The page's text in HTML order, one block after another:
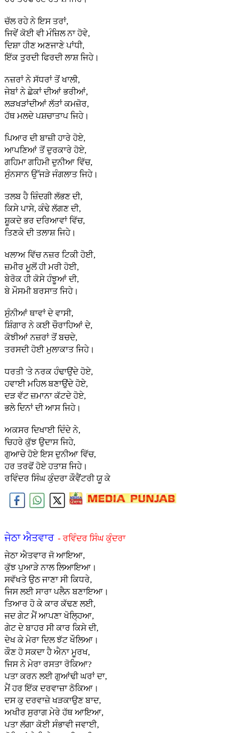
ਚੱਲ ਰਹੇ ਨੇ ਇਸ ਤਰਾਂ,
ਜਿਵੇਂ ਕੋਈ ਵੀ ਮੰਜ਼ਿਲ ਨਾ ਹੋਵੇ,
ਦਿਸ਼ਾ ਹੀਣ ਅਣਜਾਣੇ ਪਾਂਧੀ,
ਇੱਕ ਤੁਰਦੀ ਫਿਰਦੀ ਲਾਸ਼ ਜਿਹੇ।
ਨਜ਼ਰਾਂ ਨੇ ਸੱਧਰਾਂ ਤੋਂ ਖਾਲੀ,
ਜੇਬਾਂ ਨੇ ਛੇਕਾਂ ਦੀਆਂ ਭਰੀਆਂ,
ਲੜਖੜਾਂਦੀਆਂ ਲੱਤਾਂ ਕਮਜ਼ੋਰ,
ਹੱਥ ਮਲਦੇ ਪਸ਼ਚਾਤਾਪ ਜਿਹੇ।
ਪਿਆਰ ਦੀ ਬਾਜ਼ੀ ਹਾਰੇ ਹੋਏ,
ਆਪਣਿਆਂ ਤੋਂ ਦੁਰਕਾਰੇ ਹੋਏ,
ਗਹਿਮਾ ਗਹਿਮੀ ਦੁਨੀਆ ਵਿੱਚ,
ਸੁੰਨਸਾਨ ਉੱਜੜੇ ਜੰਗਲਾਤ ਜਿਹੇ।
ਤਲਬ ਹੈ ਜ਼ਿੰਦਗੀ ਲੱਭਣ ਦੀ,
ਕਿਸੇ ਪਾਸੇ, ਕੰਢੇ ਲੱਗਣ ਦੀ,
ਸ਼ੂਕਦੇ ਭਰ ਦਰਿਆਵਾਂ ਵਿੱਚ,
ਤਿਣਕੇ ਦੀ ਤਲਾਸ਼ ਜਿਹੇ।
ਖਲਾਅ ਵਿੱਚ ਨਜ਼ਰ ਟਿਕੀ ਹੋਈ,
ਜ਼ਮੀਰ ਮੂਲੋਂ ਹੀ ਮਰੀ ਹੋਈ,
ਬੇਰੋਕ ਹੀ ਕੋਸੇ ਹੰਝੂਆਂ ਦੀ,
ਬੇ ਮੌਸਮੀ ਬਰਸਾਤ ਜਿਹੇ।
ਸੁੰਨੀਆਂ ਥਾਵਾਂ ਦੇ ਵਾਸੀ,
ਸ਼ਿੰਗਾਰ ਨੇ ਕਈ ਚੌਰਾਹਿਆਂ ਦੇ,
ਕੋਝੀਆਂ ਨਜ਼ਰਾਂ ਤੋਂ ਬਚਦੇ,
ਤਰਸਦੀ ਹੋਈ ਮੁਲਾਕਾਤ ਜਿਹੇ।
ਧਰਤੀ 'ਤੇ ਨਰਕ ਹੰਢਾਉਂਦੇ ਹੋਏ,
ਹਵਾਈ ਮਹਿਲ ਬਣਾਉਂਦੇ ਹੋਏ,
ਦੜ ਵੱਟ ਜ਼ਮਾਨਾ ਕੱਟਦੇ ਹੋਏ,
ਭਲੇ ਦਿਨਾਂ ਦੀ ਆਸ ਜਿਹੇ।
ਅਕਸਰ ਦਿਖਾਈ ਦਿੰਦੇ ਨੇ,
ਚਿਹਰੇ ਕੁੱਝ ਉਦਾਸ ਜਿਹੇ,
ਗੁਆਚੇ ਹੋਏ ਇਸ ਦੁਨੀਆ ਵਿੱਚ,
ਹਰ ਤਰਫੋਂ ਹੋਏ ਹਤਾਸ਼ ਜਿਹੇ।
ਰਵਿੰਦਰ ਸਿੰਘ ਕੁੰਦਰਾ ਕੌਵੈਂਟਰੀ ਯੂ ਕੇ
ਜੇਠਾ ਐਤਵਾਰ - ਰਵਿੰਦਰ ਸਿੰਘ ਕੁੰਦਰਾ
ਜੇਠਾ ਐਤਵਾਰ ਜੋ ਆਇਆ,
ਕੁੱਝ ਪੁਆੜੇ ਨਾਲ ਲਿਆਇਆ।
ਸਵੱਖਤੇ ਉਠ ਜਾਣਾ ਸੀ ਕਿਧਰੇ,
ਜਿਸ ਲਈ ਸਾਰਾ ਪਲੈਨ ਬਣਾਇਆ।
ਤਿਆਰ ਹੋ ਕੇ ਕਾਰ ਕੱਢਣ ਲਈ,
ਜਦ ਗੇਟ ਮੈਂ ਆਪਣਾ ਖੋਲ੍ਹਿਆ,
ਗੇਟ ਦੇ ਬਾਹਰ ਸੀ ਕਾਰ ਕਿਸੇ ਦੀ,
ਦੇਖ ਕੇ ਮੇਰਾ ਦਿਲ ਝੱਟ ਖੌਲਿਆ।
ਕੌਣ ਹੋ ਸਕਦਾ ਹੈ ਐਨਾ ਮੂਰਖ,
ਜਿਸ ਨੇ ਮੇਰਾ ਰਸਤਾ ਰੋਕਿਆ?
ਪਤਾ ਕਰਨ ਲਈ ਗੁਆਂਢੀ ਘਰਾਂ ਦਾ,
ਮੈਂ ਹਰ ਇੱਕ ਦਰਵਾਜ਼ਾ ਠੋਕਿਆ।
ਦਸ ਕੁ ਦਰਵਾਜ਼ੇ ਖੜਕਾਉਣ ਬਾਦ,
ਅਖੀਰ ਸੁਰਾਗ ਮੇਰੇ ਹੱਥ ਆਇਆ,
ਪਤਾ ਲੱਗਾ ਕੋਈ ਸੰਭਾਵੀ ਜਵਾਈ,